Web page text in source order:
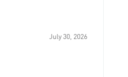
July 30, 2026